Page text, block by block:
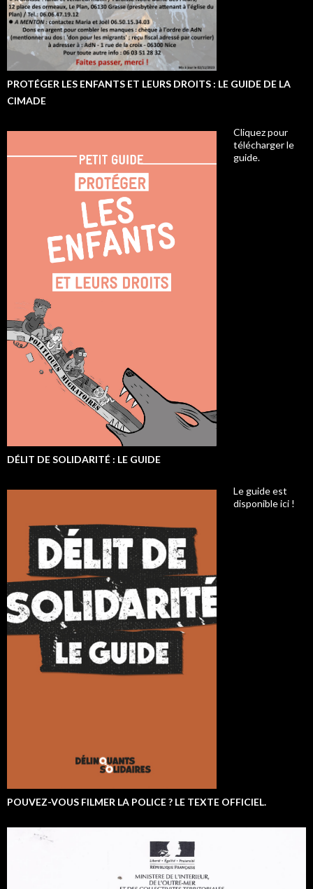
PROTÉGER LES ENFANTS ET LEURS DROITS : LE GUIDE DE LA
CIMADE
Cliquez pour
télécharger le
guide.
DÉLIT DE SOLIDARITÉ : LE GUIDE
Le guide est
disponible ici !
POUVEZ-VOUS FILMER LA POLICE ? LE TEXTE OFFICIEL.